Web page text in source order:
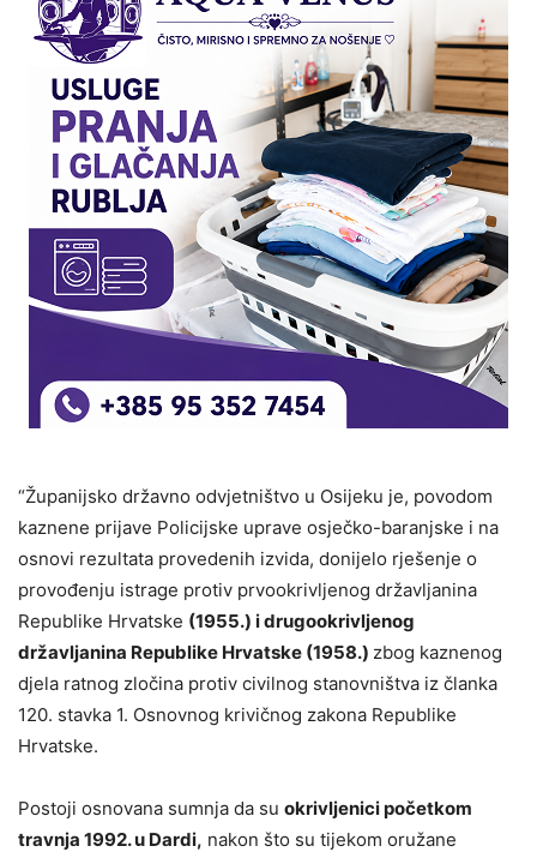
“Županijsko državno odvjetništvo u Osijeku je, povodom
kaznene prijave Policijske uprave osječko-baranjske i na
osnovi rezultata provedenih izvida, donijelo rješenje o
provođenju istrage protiv prvookrivljenog državljanina
Republike Hrvatske (1955.) i drugookrivljenog
državljanina Republike Hrvatske (1958.) zbog kaznenog
djela ratnog zločina protiv civilnog stanovništva iz članka
120. stavka 1. Osnovnog krivičnog zakona Republike
Hrvatske.
Postoji osnovana sumnja da su okrivljenici početkom
travnja 1992. u Dardi, nakon što su tijekom oružane